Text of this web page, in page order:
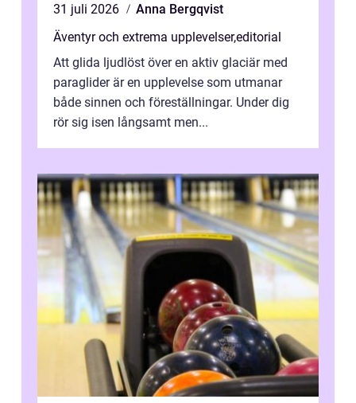
31 juli 2026
Anna Bergqvist
Äventyr och extrema upplevelser,editorial
Att glida ljudlöst över en aktiv glaciär med
paraglider är en upplevelse som utmanar
både sinnen och föreställningar. Under dig
rör sig isen långsamt men...